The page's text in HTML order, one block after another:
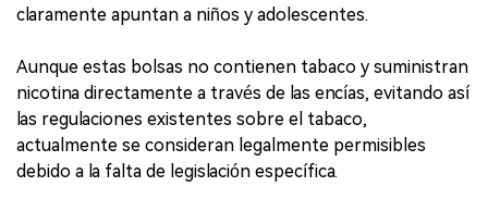
claramente apuntan a niños y adolescentes.
Aunque estas bolsas no contienen tabaco y suministran
nicotina directamente a través de las encías, evitando así
las regulaciones existentes sobre el tabaco,
actualmente se consideran legalmente permisibles
debido a la falta de legislación específica.